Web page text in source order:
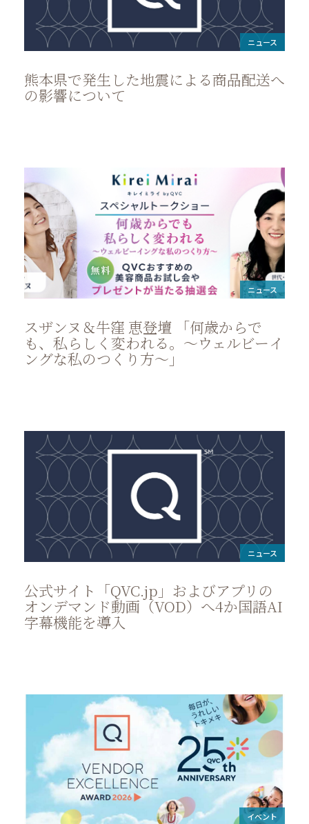
ニュース
熊本県で発生した地震による商品配送へ
の影響について
ニュース
スザンヌ＆牛窪 恵登壇 「何歳からで
も、私らしく変われる。～ウェルビーイ
ングな私のつくり方～」
ニュース
公式サイト「QVC.jp」およびアプリの
オンデマンド動画（VOD）へ4か国語AI
字幕機能を導入
イベント